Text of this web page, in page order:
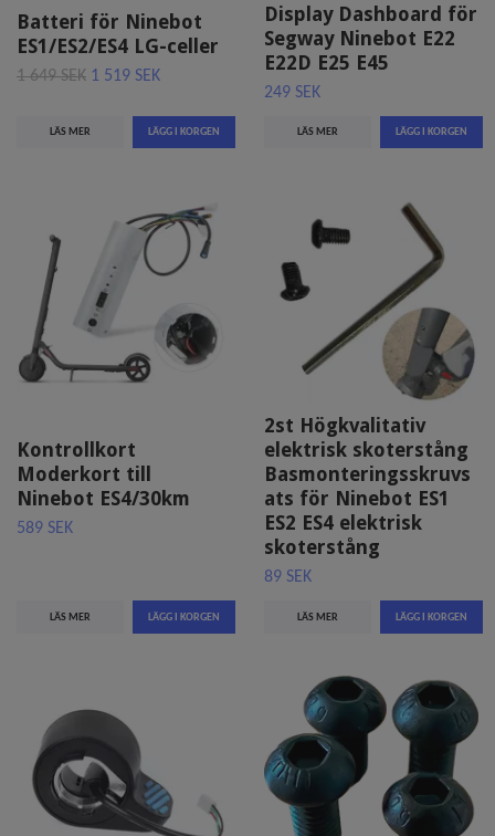
Batteri för Ninebot
ES1/ES2/ES4 LG-celler
1 649 SEK 1 519 SEK
LÄS MER
Display Dashboard för
Segway Ninebot E22
E22D E25 E45
249 SEK
LÄS MER
Kontrollkort
Moderkort till
Ninebot ES4/30km
589 SEK
LÄS MER
2st Högkvalitativ
elektrisk skoterstång
Basmonteringsskruvs
ats för Ninebot ES1
ES2 ES4 elektrisk
skoterstång
89 SEK
LÄS MER